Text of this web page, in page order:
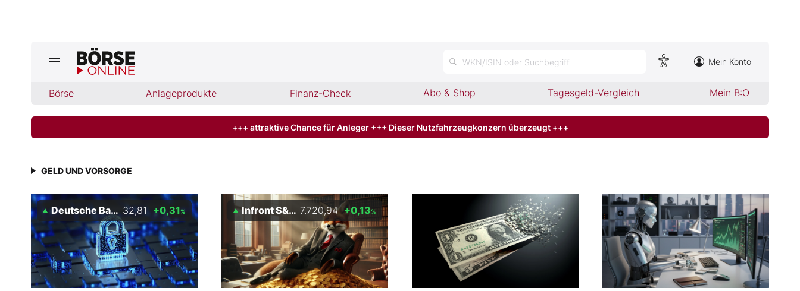
WKN/ISIN oder Suchbegriff Mein Konto
Börse Anlageprodukte Finanz-Check Abo & Shop Tagesgeld-Vergleich Mein B:O
Jetzt aktuelle Ausgabe BÖRSE ONLINE lesen
Abo & Shop
BO-Musterdepots
Experten
+++ attraktive Chance für Anleger +++ Dieser Nutzfahrzeugkonzern überzeugt +++
GELD UND VORSORGE
Deutsche Bank 32,81 +0,31% Infront S&P 500 7.720,94 +0,13%